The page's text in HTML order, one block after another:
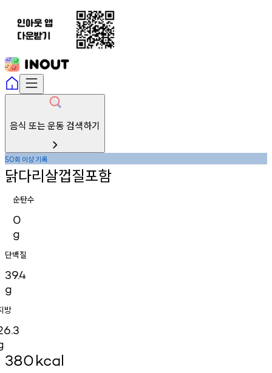
음식 또는 운동 검색하기
50회 이상기록
닭다리살껍질포함
순탄수
0
g
단백질
39.4
g
방
380kcal